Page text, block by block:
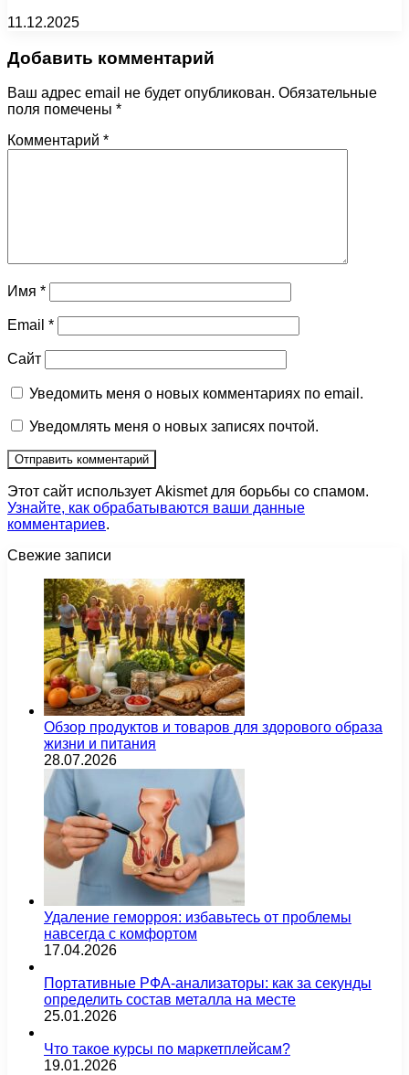
11.12.2025
Добавить комментарий
Ваш адрес email не будет опубликован. Обязательные
поля помечены *
Комментарий *
Имя *
Email *
Сайт
Уведомить меня о новых комментариях по email.
Уведомлять меня о новых записях почтой.
Этот сайт использует Akismet для борьбы со спамом.
Узнайте, как обрабатываются ваши данные
комментариев.
Свежие записи
Обзор продуктов и товаров для здорового образа
жизни и питания
28.07.2026
Удаление геморроя: избавьтесь от проблемы
навсегда с комфортом
17.04.2026
Портативные РФА-анализаторы: как за секунды
определить состав металла на месте
25.01.2026
Что такое курсы по маркетплейсам?
19.01.2026